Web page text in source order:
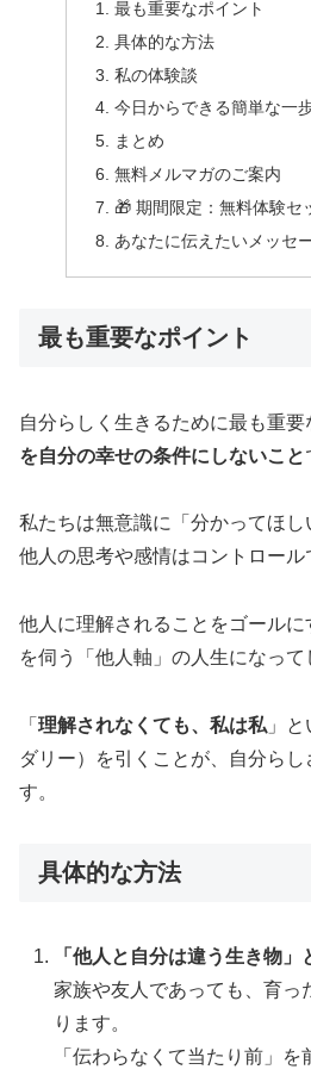
最も重要なポイント
具体的な方法
私の体験談
今日からできる簡単な一
まとめ
無料メルマガのご案内
🎁 期間限定：無料体験セ
あなたに伝えたいメッセ
最も重要なポイント
自分らしく生きるために最も重要
を自分の幸せの条件にしないこと
私たちは無意識に「分かってほし
他人の思考や感情はコントロール
他人に理解されることをゴール
を伺う「他人軸」の人生になって
「 理解されなくても、私は私 」
ダリー）を引くことが、自分ら
す。
具体的な方法
「他人と自分は違う生き物」
家族や友人であっても、育っ
ります。
「伝わらなくて当たり前」を